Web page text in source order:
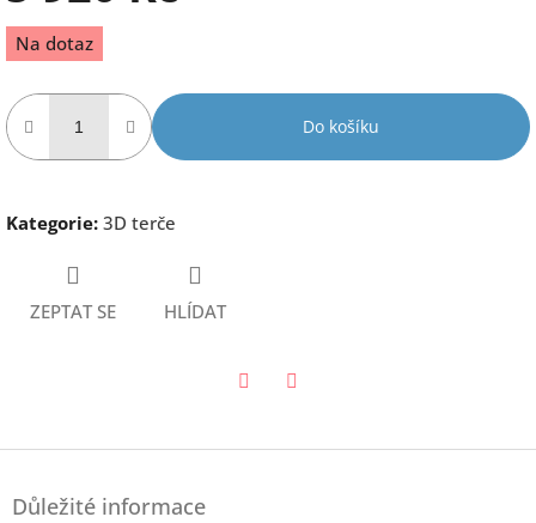
Měrná
cena:
Na dotaz
Do košíku
Kategorie: 3D terče
ZEPTAT SE HLÍDAT
Důležité informace